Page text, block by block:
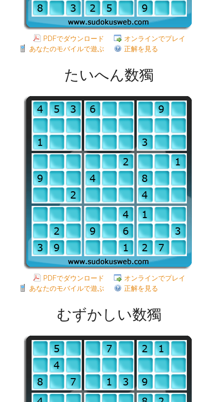
PDFでダウンロード
オンラインでプレイ
あなたのモバイルで遊ぶ
正解を見る
たいへん数獨
PDFでダウンロード
オンラインでプレイ
あなたのモバイルで遊ぶ
正解を見る
むずかしい数獨